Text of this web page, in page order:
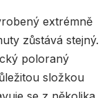
extrémně
zůstává stejný.
poloraný
složkou